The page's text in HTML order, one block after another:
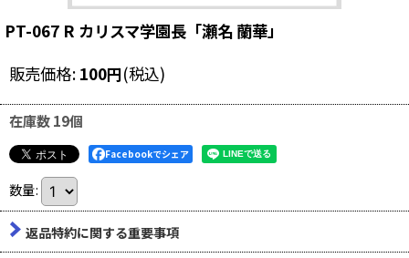
PT-067 R カリスマ学園長「瀬名 蘭華」
販売価格: 100円(税込)
在庫数 19個
Facebookでシェア
数量:
返品特約に関する重要事項